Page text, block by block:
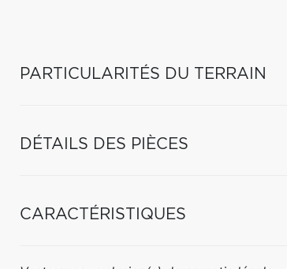
PARTICULARITÉS DU TERRAIN
DÉTAILS DES PIÈCES
CARACTÉRISTIQUES